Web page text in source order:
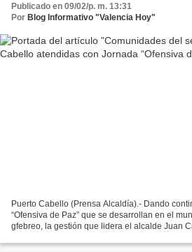
Publicado en 09/02/p. m. 13:31
Por Blog Informativo "Valencia Hoy"
Puerto Cabello (Prensa Alcaldía).- Dando
“Ofensiva de Paz” que se desarrollan en el
gfebreo, la gestión que lidera el alcalde Juan